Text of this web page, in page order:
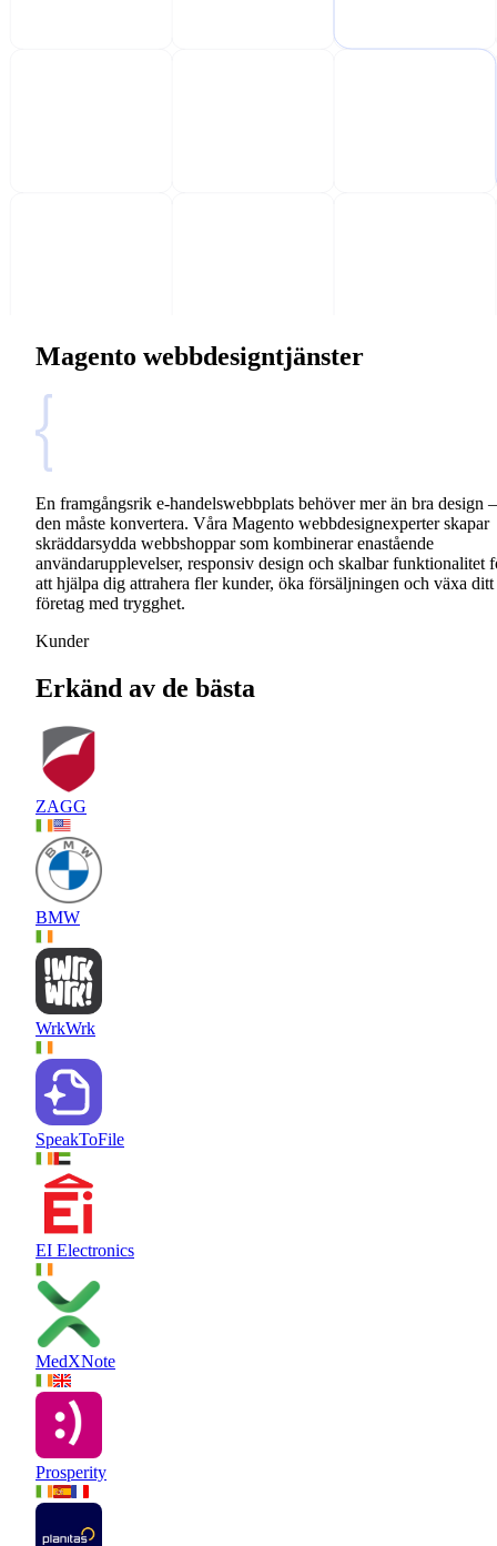
Magento webbdesigntjänster
En framgångsrik e-handelswebbplats behöver mer än bra design –
den måste konvertera. Våra Magento webbdesignexperter skapar
skräddarsydda webbshoppar som kombinerar enastående
användarupplevelser, responsiv design och skalbar funktionalitet
att hjälpa dig attrahera fler kunder, öka försäljningen och växa ditt
företag med trygghet.
Kunder
Erkänd av de bästa
ZAGG
BMW
WrkWrk
SpeakToFile
EI Electronics
MedXNote
Prosperity